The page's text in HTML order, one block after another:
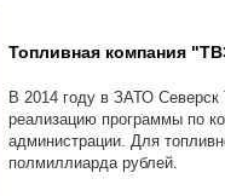
Топливная компания
В 2014 году в ЗАТО Северск
реализацию программы по
администрации. Для
полмиллиарда рублей.